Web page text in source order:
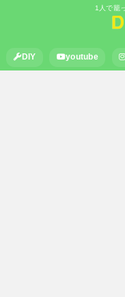
1人で籠
DIY youtube